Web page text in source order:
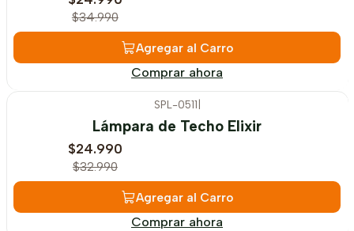
$34.990
Agregar al Carro
Comprar ahora
SPL-0511
Lámpara de Techo Elixir
$24.990
$32.990
Agregar al Carro
Comprar ahora